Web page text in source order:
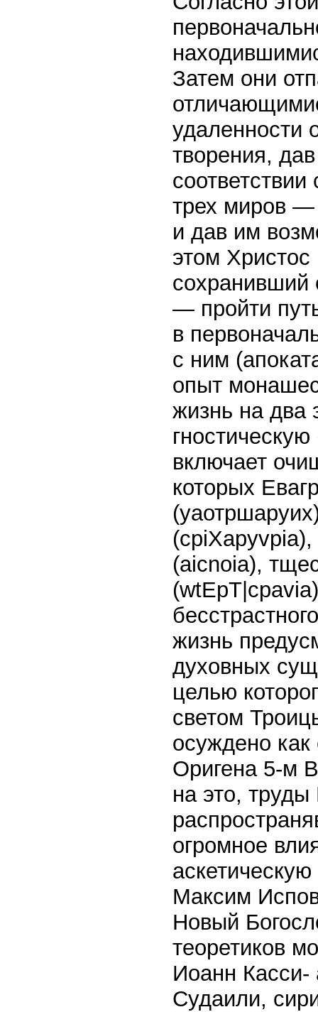
Затем они
удаленности
творения,
трех миров —
и дав им
этом
сохранивший
— пройти
в
с ним
опыт
жизнь на два
включает
которых
(aicnoia),
жизнь
духовных
целью
светом
осуждено
Оригена 5-м
на это, труды
огромное
Максим
Новый
теоретиков
Иоанн Касси-
Судаили,